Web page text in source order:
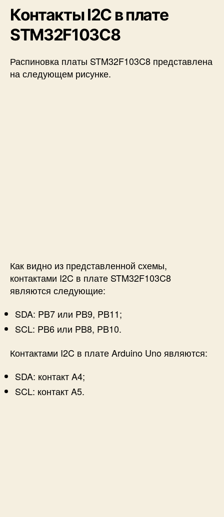
Контакты I2C в плате
STM32F103C8
Распиновка платы STM32F103C8 представлена
на следующем рисунке.
Как видно из представленной схемы,
контактами I2C в плате STM32F103C8
являются следующие:
SDA: PB7 или PB9, PB11;
SCL: PB6 или PB8, PB10.
Контактами I2C в плате Arduino Uno являются:
SDA: контакт A4;
SCL: контакт A5.